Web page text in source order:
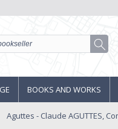
BOOKS AND WORKS
Aguttes - Claude AGUTTES,